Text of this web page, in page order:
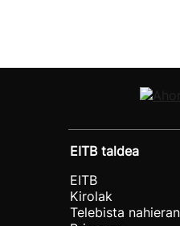
EITB taldea
EITB
Kirolak
Telebista nahieran